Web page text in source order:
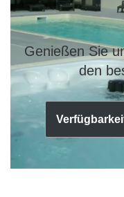
Genießen Sie
den